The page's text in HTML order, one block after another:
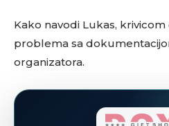
Kako navodi Lukas,
problema sa
organizatora.